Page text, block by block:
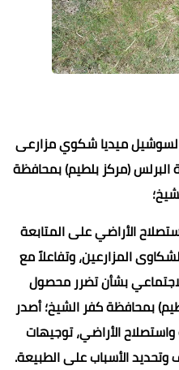
ميديا شكوي مزارعى
(مركز بلطيم) بمحافظة
الأراضي على المتابعة
المزارعين، وتفاعلاً مع
بشأن تضرر محصول
بمحافظة كفر الشيخ؛ أصدر
واستصلاح الأراضي، توجيهات
الأسباب على الطبيعة.